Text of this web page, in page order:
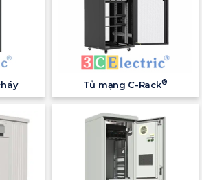
Tủ mạng C-Rack®